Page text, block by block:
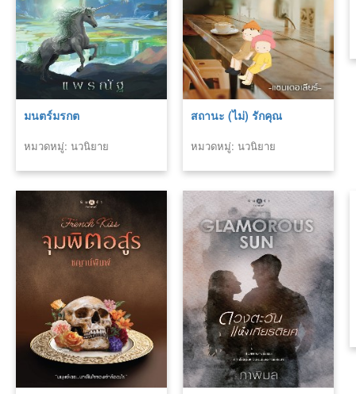
มนตร์มรกต
หมวดหมู่: นวนิยาย
สถานะ (ไม่) รักคุณ
หมวดหมู่: นวนิยาย